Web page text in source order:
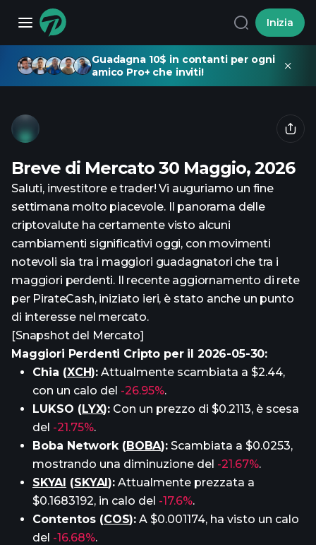
Inizia
Guadagna 10$ in contanti per ogni
amico Pro+ che inviti!
Breve di Mercato 30 Maggio, 2026
Saluti, investitore e trader! Vi auguriamo un fine
settimana molto piacevole. Il panorama delle
criptovalute ha certamente visto alcuni
cambiamenti significativi oggi, con movimenti
notevoli sia tra i maggiori guadagnatori che tra i
maggiori perdenti. Il recente aggiornamento di rete
per PirateCash, iniziato ieri, è stato anche un punto
di interesse nel mercato.
[Snapshot del Mercato]
Maggiori Perdenti Cripto per il 2026-05-30:
Chia (XCH): Attualmente scambiata a $2.44,
con un calo del -26.95%.
LUKSO (LYX): Con un prezzo di $0.2113, è scesa
del -21.75%.
Boba Network (BOBA): Scambiata a $0.0253,
mostrando una diminuzione del -21.67%.
SKYAI (SKYAI): Attualmente prezzata a
$0.1683192, in calo del -17.6%.
Contentos (COS): A $0.001174, ha visto un calo
del -16.68%.